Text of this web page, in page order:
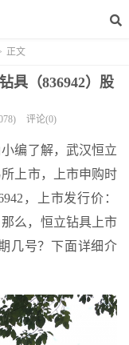
正文
具（836942）股
评论(0)
编了解，武汉恒立
上市，上市申购时
，上市发行价：
那么，恒立钻具上市
几号？下面详细介